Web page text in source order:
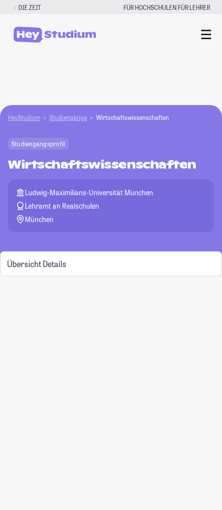
Zum
springen
DIE ZEIT FÜR HOCHSCHULEN|FÜR LEHRER
HeyStudium Studiengänge Wirtschaftswissenschaften
Studiengangsprofil
Wirtschaftswissenschaften
Ludwig-Maximilians-Universität München
Lehramt an Realschulen
München
Übersicht Details